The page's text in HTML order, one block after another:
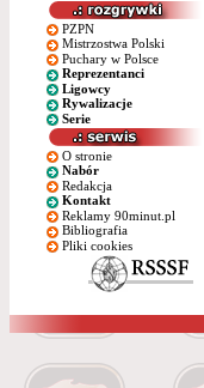
PZPN
Mistrzostwa Polski
Puchary w Polsce
Reprezentanci
Ligowcy
Rywalizacje
Serie
O stronie
Nabór
Redakcja
Kontakt
Reklamy 90minut.pl
Bibliografia
Pliki cookies